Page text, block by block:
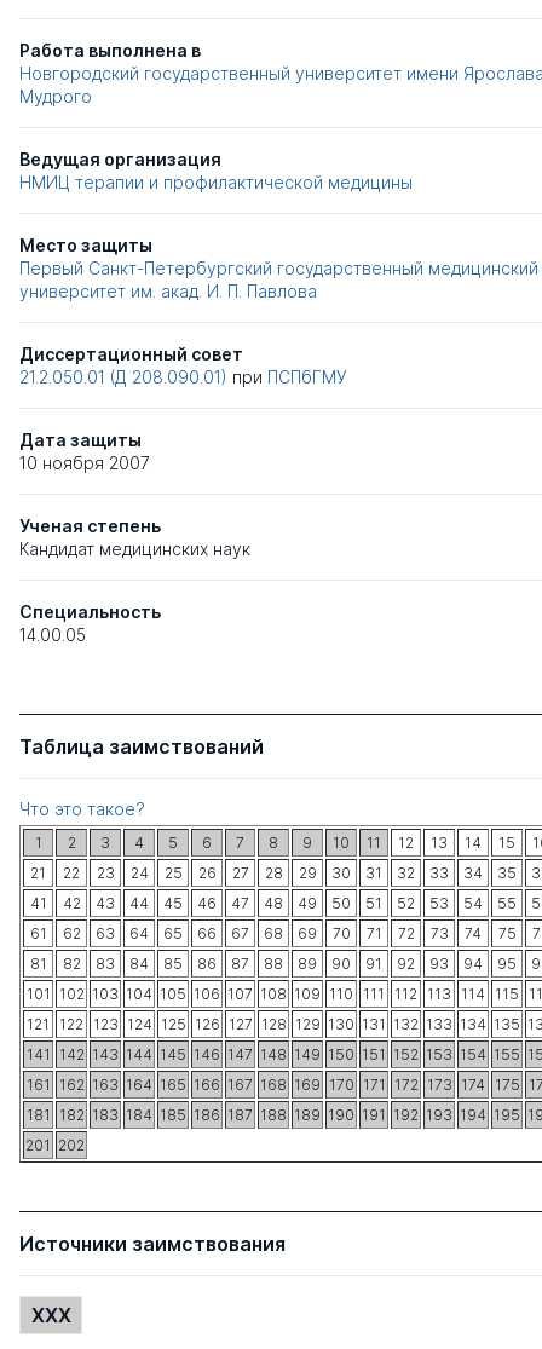
Работа выполнена в
Новгородский государственный университет имени
Мудрого
Ведущая организация
НМИЦ терапии и профилактической медицины
Место защиты
Первый Санкт-Петербургский государственный медицинский
университет им. акад. И. П. Павлова
Диссертационный совет
21.2.050.01 (Д 208.090.01) при ПСПбГМУ
Дата защиты
10 ноября 2007
Ученая степень
Кандидат медицинских наук
Специальность
14.00.05
Таблица заимствований
Что это такое?
1 2 3 4 5 6 7 8 9 10 11 12 13 14 15
21
22 23 24 25 26 27 28 29 30 31 32 33 34 35
41
42 43 44 45 46 47 48 49 50 51 52 53 54 55
61
62 63 64 65 66 67 68 69 70 71 72 73 74 75
81
82 83 84 85 86 87 88 89 90 91 92 93 94 95
101
102 103 104 105 106 107 108 109 110 111 112 113 114 115
121
122 123 124 125 126 127 128 129 130 131 132 133 134 135
141
142 143 144 145 146 147 148 149 150 151 152 153 154 155
161
162 163 164 165 166 167 168 169 170 171 172 173 174 175
181
182 183 184 185 186 187 188 189 190 191 192 193 194 195
201 202
Источники заимствования
XXX